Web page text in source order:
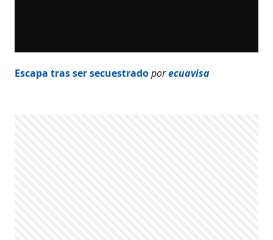
Escapa tras ser secuestradoporecuavisa